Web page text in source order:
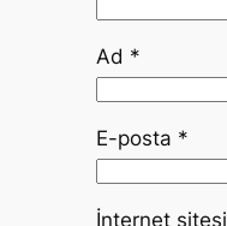
Ad *
E-posta *
İnternet sitesi